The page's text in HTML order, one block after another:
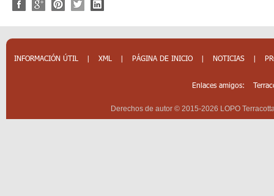
INFORMACIÓN ÚTIL | XML | PÁGINA DE INICIO | NOTICIAS |
Enlaces amigos:
Derechos de autor © 2015-2026 LOPO